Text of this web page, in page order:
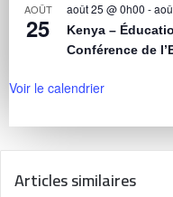
AOÛT
25
août 25 @ 0h00 -
Kenya –
Conférence de
Voir le calendrier
Articles similaires